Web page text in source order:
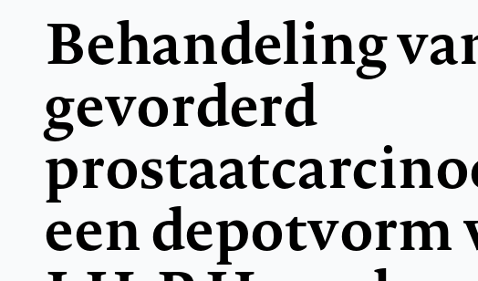
Behandeling
gevorderd
een depotvorm